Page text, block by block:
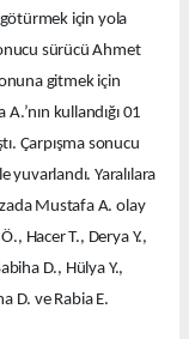
götürmek için yola
sürücü Ahmet
gitmek için
kullandığı 01
Çarpışma sonucu
Yaralılara
Mustafa A. olay
Hacer T., Derya Y.,
D., Hülya Y.,
D. ve Rabia E.